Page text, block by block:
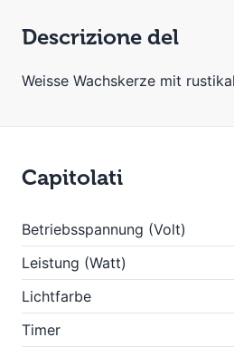
Descrizione del
Weisse Wachskerze mit
Capitolati
Betriebsspannung (Volt)
Leistung (Watt)
Lichtfarbe
Timer